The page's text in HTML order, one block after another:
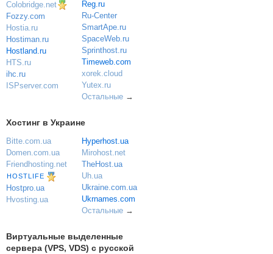
Colobridge.net
Fozzy.com
Hostia.ru
Hostiman.ru
Hostland.ru
HTS.ru
ihc.ru
ISPserver.com
Reg.ru
Ru-Center
SmartApe.ru
SpaceWeb.ru
Sprinthost.ru
Timeweb.com
xorek.cloud
Yutex.ru
Остальные→
Хостинг в Украине
Bitte.com.ua
Domen.com.ua
Friendhosting.net
HOSTLIFE
Hostpro.ua
Hvosting.ua
Hyperhost.ua
Mirohost.net
TheHost.ua
Uh.ua
Ukraine.com.ua
Ukrnames.com
Остальные→
Виртуальные выделенные
сервера (VPS, VDS) с русской